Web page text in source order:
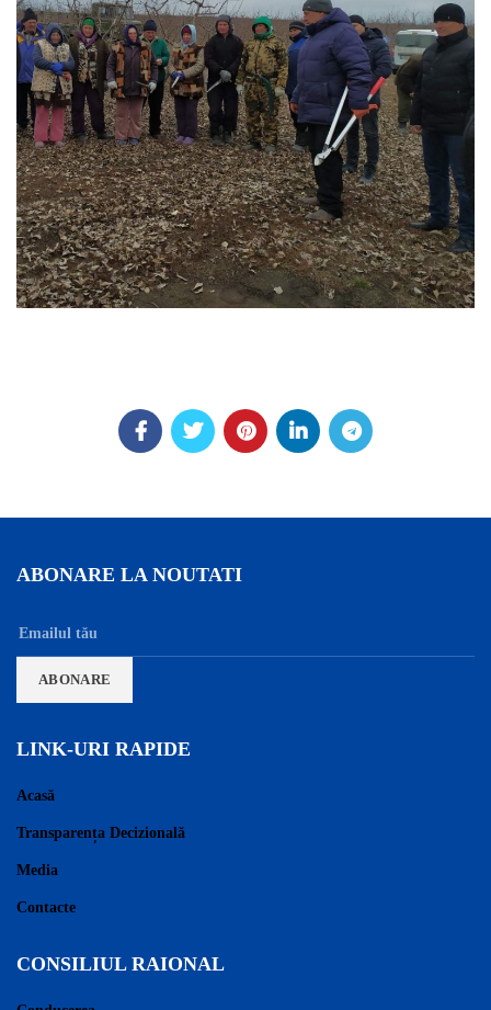
ABONARE LA NOUTATI
LINK-URI RAPIDE
Acasă
Transparența Decizională
Media
Contacte
CONSILIUL RAIONAL